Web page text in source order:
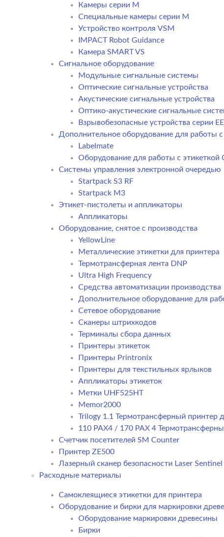
Камеры серии M
Специальные камеры серии M
Устройство контроля VSM
IMPACT Robot Guidance
Камера SMART VS
Cигнальное оборудование
Модульные сигнальные системы
Оптические сигнальные устройства
Акустические сигнальные устройства
Оптико-акустические сигнальные
Взрывобезопасные устройства серии
Дополнительное оборудование для работы с
Labelmate
Оборудование для работы с этикеткой
Системы управления электронной очередью
Startpack S3 RF
Startpack M3
Этикет-пистолеты и аппликаторы
Аппликаторы
Оборудование, снятое с производства
YellowLine
Металлические этикетки для принтера
Термотрансферная лента DNP
Ultra High Frequency
Средства автоматизации производства
Дополнительное оборудование для
Сетевое оборудование
Сканеры штрихкодов
Терминалы сбора данных
Принтеры этикеток
Принтеры Printronix
Принтеры для текстильных ярлыков
Аппликаторы этикеток
Метки UHF525HT
Memor2000
Trilogy 1.1 Термотрансферный принтер
110 PAX4 / 170 PAX 4
Счетчик посетителей SM Counter
Принтер ZE500
Лазерный сканер безопасности Laser Sentinel
Расходные материалы
Самоклеящиеся этикетки для принтера
Оборудование и бирки для маркировки
Оборудование маркировки древесины
Бирки